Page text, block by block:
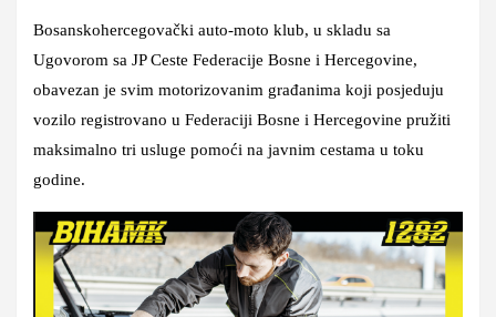
Bosanskohercegovački auto-moto klub, u skladu sa
Ugovorom sa JP Ceste Federacije Bosne i Hercegovine,
obavezan je svim motorizovanim građanima koji posjeduju
vozilo registrovano u Federaciji Bosne i Hercegovine pružiti
maksimalno tri usluge pomoći na javnim cestama u toku
godine.